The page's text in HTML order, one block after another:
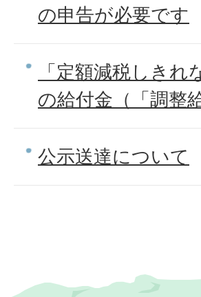
の申告が必要です
「定額減税しき
の給付金（「調整
公示送達について